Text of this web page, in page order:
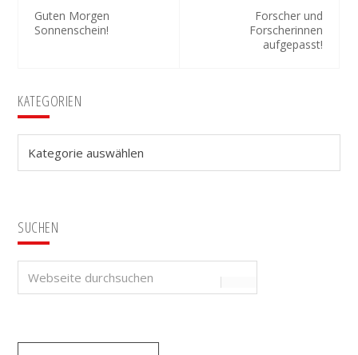
Guten Morgen
Sonnenschein!
Forscher und
Forscherinnen
aufgepasst!
Seitenspalte
KATEGORIEN
SUCHEN
Webseite
durchsuchen